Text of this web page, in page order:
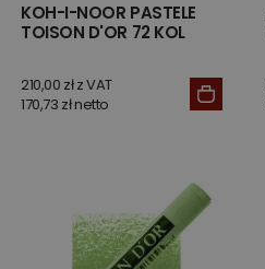
KOH-I-NOOR PASTELE
TOISON D'OR 72 KOL
210,00 zł z VAT
170,73 zł netto